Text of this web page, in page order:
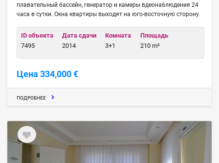
плавательный бассейн, генератор и камеры вдеонаблюдения 24
часа в сутки. Окна квартиры выходят на юго-восточную сторону.
ID объекта
7495
Дата сдачи
2014
Комната
3+1
Площадь
210 m²
Цена 334,000 €
ПОДРОБНЕЕ